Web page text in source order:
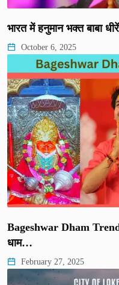
भारत में हनुमान भक्त बाबा
October 6, 2025
Bageshwar Dham
धाम…
February 27, 2025